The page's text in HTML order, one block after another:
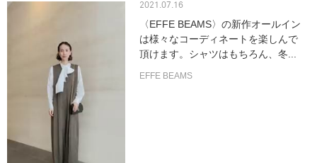
2021.07.16
〈EFFE BEAMS〉の新作オールイン
は様々なコーディネートを楽しんで
頂けます。シャツはもちろん、冬...
EFFE BEAMS